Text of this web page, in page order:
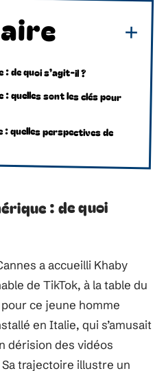
de quoi s’agit-il ?
: quelles sont les clés pour
quelles perspectives de
: de quoi
a accueilli Khaby
de TikTok, à la table du
ce jeune homme
en Italie, qui s’amusait
dérision des vidéos
trajectoire illustre un